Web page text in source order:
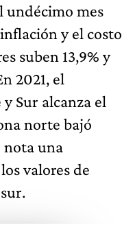
undécimo mes
y el costo
suben 13,9% y
2021, el
y Sur alcanza el
norte bajó
nota una
valores de